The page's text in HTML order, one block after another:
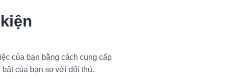
của bạn bằng cách cung cấp
của bạn so với đối thủ.